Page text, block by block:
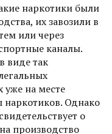
наркотики были
их завозили в
или через
каналы.
виде так
уже на месте
Однако
о
производство